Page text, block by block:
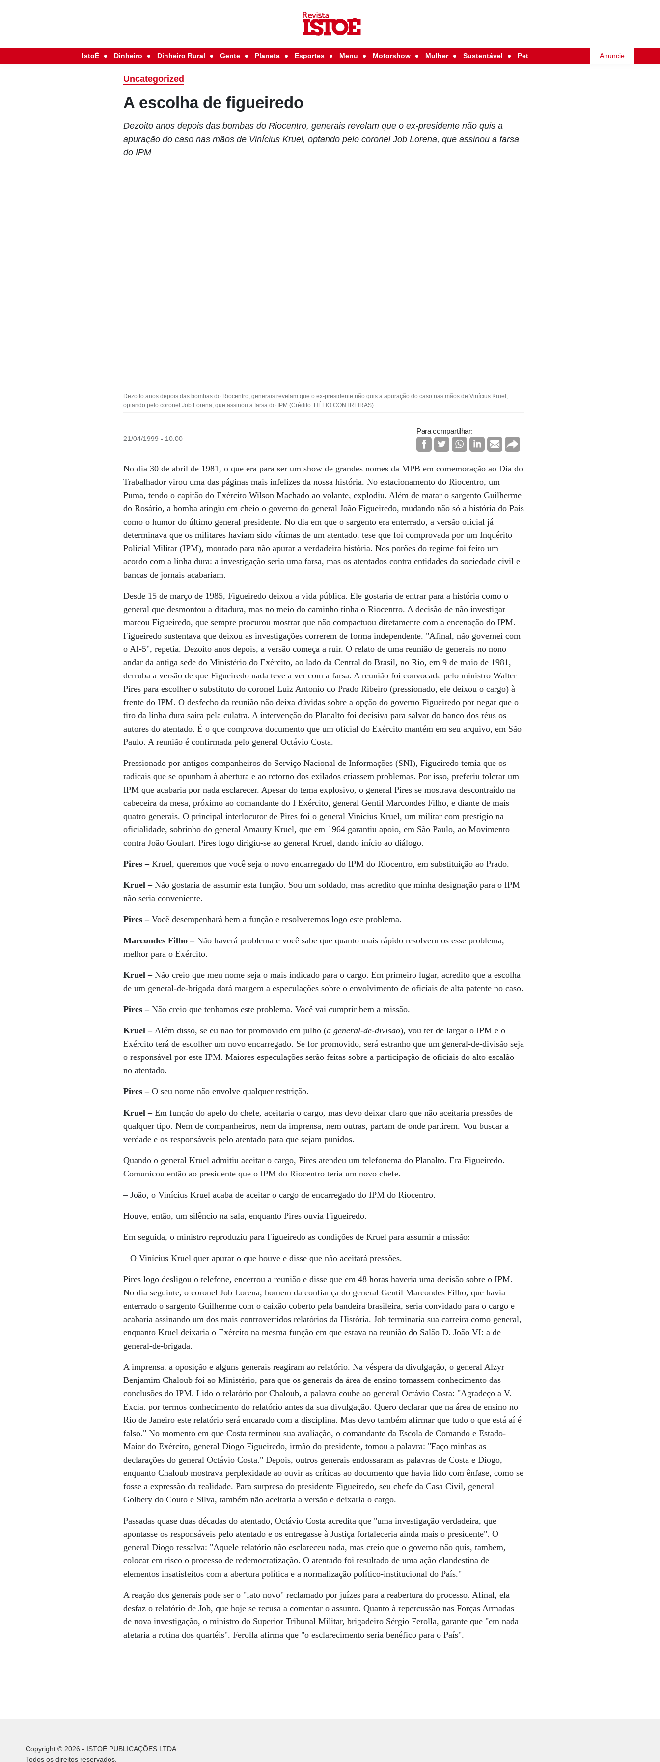
IstoÉ Dinheiro Dinheiro Rural Gente Planeta Esportes Menu Motorshow Mulher Sustentável Pet Anuncie
Uncategorized
A escolha de figueiredo
Dezoito anos depois das bombas do Riocentro, generais revelam que o ex-presidente não quis a
apuração do caso nas mãos de Vinícius Kruel, optando pelo coronel Job Lorena, que assinou a farsa
do IPM
Dezoito anos depois das bombas do Riocentro, generais revelam que o ex-presidente não quis a apuração do caso nas mãos de Vinícius Kruel,
optando pelo coronel Job Lorena, que assinou a farsa do IPM (Crédito: HÉLIO CONTREIRAS)
21/04/1999 - 10:00
Para compartilhar:
No dia 30 de abril de 1981, o que era para ser um show de grandes nomes da MPB em comemoração ao Dia do
Trabalhador virou uma das páginas mais infelizes da nossa história. No estacionamento do Riocentro, um
Puma, tendo o capitão do Exército Wilson Machado ao volante, explodiu. Além de matar o sargento Guilherme
do Rosário, a bomba atingiu em cheio o governo do general João Figueiredo, mudando não só a história do País
como o humor do último general presidente. No dia em que o sargento era enterrado, a versão oficial já
determinava que os militares haviam sido vítimas de um atentado, tese que foi comprovada por um Inquérito
Policial Militar (IPM), montado para não apurar a verdadeira história. Nos porões do regime foi feito um
acordo com a linha dura: a investigação seria uma farsa, mas os atentados contra entidades da sociedade civil e
bancas de jornais acabariam.
Desde 15 de março de 1985, Figueiredo deixou a vida pública. Ele gostaria de entrar para a história como o
general que desmontou a ditadura, mas no meio do caminho tinha o Riocentro. A decisão de não investigar
marcou Figueiredo, que sempre procurou mostrar que não compactuou diretamente com a encenação do IPM.
Figueiredo sustentava que deixou as investigações correrem de forma independente. "Afinal, não governei com
o AI-5", repetia. Dezoito anos depois, a versão começa a ruir. O relato de uma reunião de generais no nono
andar da antiga sede do Ministério do Exército, ao lado da Central do Brasil, no Rio, em 9 de maio de 1981,
derruba a versão de que Figueiredo nada teve a ver com a farsa. A reunião foi convocada pelo ministro Walter
Pires para escolher o substituto do coronel Luiz Antonio do Prado Ribeiro (pressionado, ele deixou o cargo) à
frente do IPM. O desfecho da reunião não deixa dúvidas sobre a opção do governo Figueiredo por negar que o
tiro da linha dura saíra pela culatra. A intervenção do Planalto foi decisiva para salvar do banco dos réus os
autores do atentado. É o que comprova documento que um oficial do Exército mantém em seu arquivo, em São
Paulo. A reunião é confirmada pelo general Octávio Costa.
Pressionado por antigos companheiros do Serviço Nacional de Informações (SNI), Figueiredo temia que os
radicais que se opunham à abertura e ao retorno dos exilados criassem problemas. Por isso, preferiu tolerar um
IPM que acabaria por nada esclarecer. Apesar do tema explosivo, o general Pires se mostrava descontraído na
cabeceira da mesa, próximo ao comandante do I Exército, general Gentil Marcondes Filho, e diante de mais
quatro generais. O principal interlocutor de Pires foi o general Vinícius Kruel, um militar com prestígio na
oficialidade, sobrinho do general Amaury Kruel, que em 1964 garantiu apoio, em São Paulo, ao Movimento
contra João Goulart. Pires logo dirigiu-se ao general Kruel, dando início ao diálogo.
Pires –Kruel, queremos que você seja o novo encarregado do IPM do Riocentro, em substituição ao Prado.
Kruel –Não gostaria de assumir esta função. Sou um soldado, mas acredito que minha designação para o IPM
não seria conveniente.
Pires –Você desempenhará bem a função e resolveremos logo este problema.
Marcondes Filho –Não haverá problema e você sabe que quanto mais rápido resolvermos esse problema,
melhor para o Exército.
Kruel –Não creio que meu nome seja o mais indicado para o cargo. Em primeiro lugar, acredito que a escolha
de um general-de-brigada dará margem a especulações sobre o envolvimento de oficiais de alta patente no caso.
Pires –Não creio que tenhamos este problema. Você vai cumprir bem a missão.
Kruel –Além disso, se eu não for promovido em julho (a general-de-divisão), vou ter de largar o IPM e o
Exército terá de escolher um novo encarregado. Se for promovido, será estranho que um general-de-divisão seja
o responsável por este IPM. Maiores especulações serão feitas sobre a participação de oficiais do alto escalão
no atentado.
Pires –O seu nome não envolve qualquer restrição.
Kruel –Em função do apelo do chefe, aceitaria o cargo, mas devo deixar claro que não aceitaria pressões de
qualquer tipo. Nem de companheiros, nem da imprensa, nem outras, partam de onde partirem. Vou buscar a
verdade e os responsáveis pelo atentado para que sejam punidos.
Quando o general Kruel admitiu aceitar o cargo, Pires atendeu um telefonema do Planalto. Era Figueiredo.
Comunicou então ao presidente que o IPM do Riocentro teria um novo chefe.
– João, o Vinícius Kruel acaba de aceitar o cargo de encarregado do IPM do Riocentro.
Houve, então, um silêncio na sala, enquanto Pires ouvia Figueiredo.
Em seguida, o ministro reproduziu para Figueiredo as condições de Kruel para assumir a missão:
– O Vinícius Kruel quer apurar o que houve e disse que não aceitará pressões.
Pires logo desligou o telefone, encerrou a reunião e disse que em 48 horas haveria uma decisão sobre o IPM.
No dia seguinte, o coronel Job Lorena, homem da confiança do general Gentil Marcondes Filho, que havia
enterrado o sargento Guilherme com o caixão coberto pela bandeira brasileira, seria convidado para o cargo e
acabaria assinando um dos mais controvertidos relatórios da História. Job terminaria sua carreira como general,
enquanto Kruel deixaria o Exército na mesma função em que estava na reunião do Salão D. João VI: a de
general-de-brigada.
A imprensa, a oposição e alguns generais reagiram ao relatório. Na véspera da divulgação, o general Alzyr
Benjamim Chaloub foi ao Ministério, para que os generais da área de ensino tomassem conhecimento das
conclusões do IPM. Lido o relatório por Chaloub, a palavra coube ao general Octávio Costa: "Agradeço a V.
Excia. por termos conhecimento do relatório antes da sua divulgação. Quero declarar que na área de ensino no
Rio de Janeiro este relatório será encarado com a disciplina. Mas devo também afirmar que tudo o que está aí é
falso." No momento em que Costa terminou sua avaliação, o comandante da Escola de Comando e Estado-
Maior do Exército, general Diogo Figueiredo, irmão do presidente, tomou a palavra: "Faço minhas as
declarações do general Octávio Costa." Depois, outros generais endossaram as palavras de Costa e Diogo,
enquanto Chaloub mostrava perplexidade ao ouvir as críticas ao documento que havia lido com ênfase, como se
fosse a expressão da realidade. Para surpresa do presidente Figueiredo, seu chefe da Casa Civil, general
Golbery do Couto e Silva, também não aceitaria a versão e deixaria o cargo.
Passadas quase duas décadas do atentado, Octávio Costa acredita que "uma investigação verdadeira, que
apontasse os responsáveis pelo atentado e os entregasse à Justiça fortaleceria ainda mais o presidente". O
general Diogo ressalva: "Aquele relatório não esclareceu nada, mas creio que o governo não quis, também,
colocar em risco o processo de redemocratização. O atentado foi resultado de uma ação clandestina de
elementos insatisfeitos com a abertura política e a normalização político-institucional do País."
A reação dos generais pode ser o "fato novo" reclamado por juízes para a reabertura do processo. Afinal, ela
desfaz o relatório de Job, que hoje se recusa a comentar o assunto. Quanto à repercussão nas Forças Armadas
de nova investigação, o ministro do Superior Tribunal Militar, brigadeiro Sérgio Ferolla, garante que "em nada
afetaria a rotina dos quartéis". Ferolla afirma que "o esclarecimento seria benéfico para o País".
Copyright © 2026 - ISTOÉ PUBLICAÇÕES LTDA
Todos os direitos reservados.